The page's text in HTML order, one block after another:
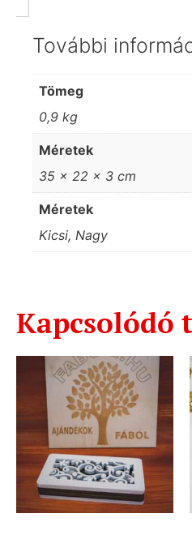
További
Tömeg
0,9 kg
Méretek
35 × 22 × 3 cm
Méretek
Kicsi, Nagy
Kapcsolódó